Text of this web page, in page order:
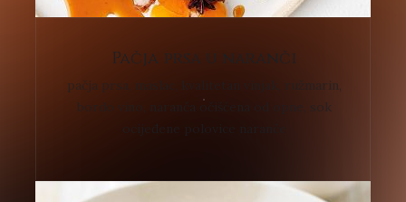
Pačja prsa u naranči
pačja prsa, maslac, kvalitetan vinjak, ružmarin,
bordo vino, naranča očišćena od opne, sok